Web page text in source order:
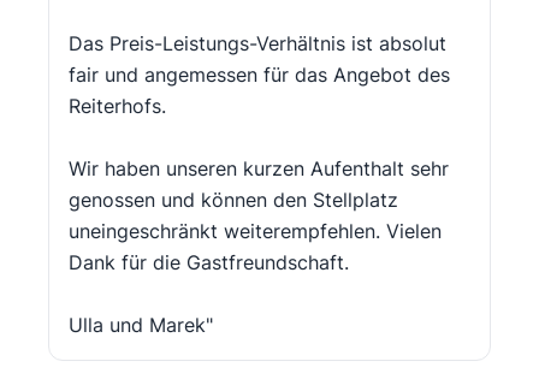
Das Preis-Leistungs-Verhältnis ist absolut
fair und angemessen für das Angebot des
Reiterhofs.
Wir haben unseren kurzen Aufenthalt sehr
genossen und können den Stellplatz
uneingeschränkt weiterempfehlen. Vielen
Dank für die Gastfreundschaft.
Ulla und Marek"